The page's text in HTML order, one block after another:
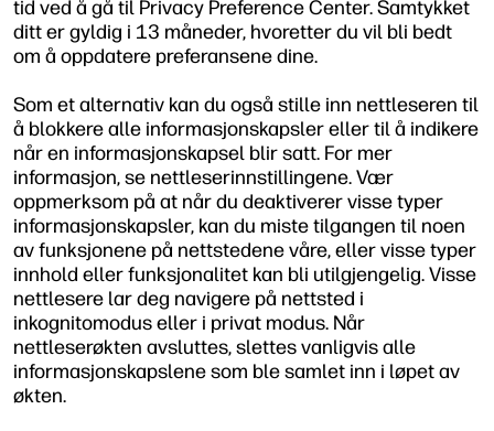
tid ved å gå til Privacy Preference Center. Samtykket
ditt er gyldig i 13 måneder, hvoretter du vil bli bedt
om å oppdatere preferansene dine.
Som et alternativ kan du også stille inn nettleseren til
å blokkere alle informasjonskapsler eller til å indikere
når en informasjonskapsel blir satt. For mer
informasjon, se nettleserinnstillingene. Vær
oppmerksom på at når du deaktiverer visse typer
informasjonskapsler, kan du miste tilgangen til noen
av funksjonene på nettstedene våre, eller visse typer
innhold eller funksjonalitet kan bli utilgjengelig. Visse
nettlesere lar deg navigere på nettsted i
inkognitomodus eller i privat modus. Når
nettleserøkten avsluttes, slettes vanligvis alle
informasjonskapslene som ble samlet inn i løpet av
økten.